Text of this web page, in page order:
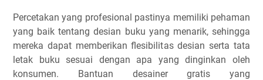
Percetakan yang profesional pastinya memiliki pehaman
yang baik tentang desian buku yang menarik, sehingga
mereka dapat memberikan flesibilitas desian serta tata
letak buku sesuai dengan apa yang dinginkan oleh
konsumen. Bantuan desainer gratis yang